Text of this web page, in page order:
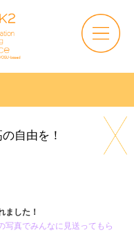
自由を！
ました！
真でみんなに見送ってもら